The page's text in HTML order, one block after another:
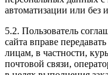
автоматизации или без
5.2. Пользователь
сайта вправе
лицам, в частности,
почтовой связи,